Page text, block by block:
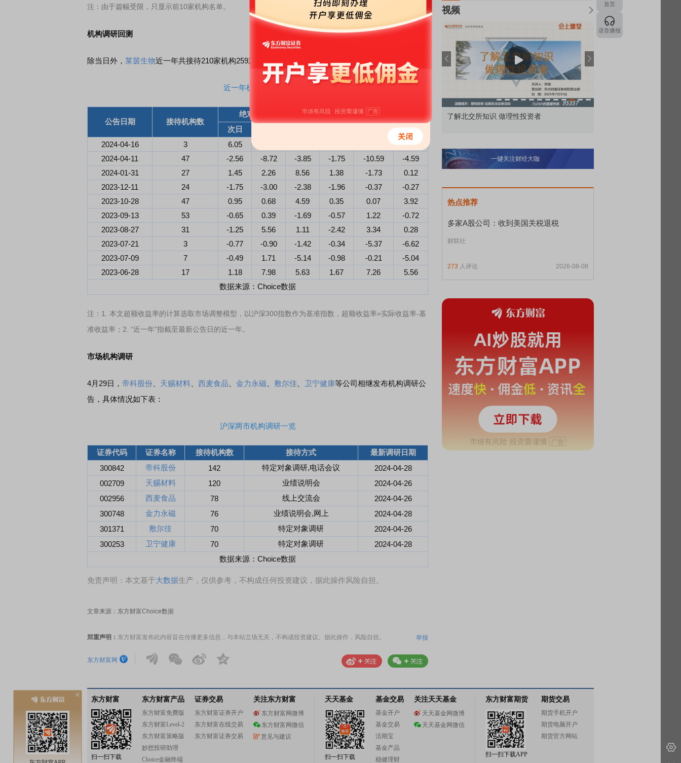
注：由于篇幅受限，只显示前10家机构名单。
机构调研回测
除当日外， 莱茵生物近一年共接待210家机构259次调研，历史回测情况如下表所示：
近一年机构调研回测
公告日期 接待机构数
绝对收益率（%）
超额收益率（%）
次日
10日
2024-04-16
3 6.05
-
2024-04-11
47 -2.56 -8.72 -3.85 -1.75 -10.59
-4.59
2024-01-31
27 1.45 2.26 8.56 1.38 -1.73
0.12
2023-12-11
24 -1.75 -3.00 -2.38 -1.96 -0.37
-0.27
2023-10-28
47 0.95 0.68 4.59 0.35 0.07
3.92
2023-09-13
53 -0.65 0.39 -1.69 -0.57 1.22
-0.72
2023-08-27
31 -1.25 5.56 1.11 -2.42 3.34
0.28
2023-07-21
3 -0.77 -0.90 -1.42 -0.34 -5.37
-6.62
2023-07-09
7 -0.49 1.71 -5.14 -0.98 -0.21
-5.04
2023-06-28
17 1.18 7.98 5.63 1.67 7.26
5.56
数据来源：Choice数据
注：1. 本文超额收益率的计算选取市场调整模型，以沪深300指数作为基准指数，超额收益率=实际收益率-基
准收益率；2. “近一年”指截至最新公告日的近一年。
市场机构调研
4月29日， 帝科股份 天赐材料 西麦食品 金力永磁 敷尔佳 卫宁健康等公司相继发布机构调研公
告，具体情况如下表：
沪深两市机构调研一览
证券代码 证券名称 接待机构数 接待方式
最新调研日期
300842
帝科股份 142 特定对象调研,电话会议
2024-04-28
002709
天赐材料 120 业绩说明会
2024-04-26
002956
西麦食品 78 线上交流会
2024-04-26
300748
金力永磁 76 业绩说明会,网上
2024-04-28
301371
敷尔佳 70 特定对象调研
2024-04-26
300253
卫宁健康 70 特定对象调研
2024-04-28
数据来源：Choice数据
免责声明：本文基于大数据生产，仅供参考，不构成任何投资建议，据此操作风险自担。
文章来源：东方财富Choice数据
郑重声明： 东方财富发布此内容旨在传播更多信息，与本站立场无关，不构成投资建议。据此操作，风险自担。 举报
东方财富网
视频
首席连线｜东方财富证券陈果：A股再平衡的
债券知识通识：从基础认知到特色品种 了解北交所知识 做理性投资者 市价委托那么多种，究竟怎么用？
一键关注财经大咖
热点推荐
多家A股公司：收到美国关税退税
财联社
273 人评论 2026-08-08
首页
语音播报
东方财富
扫一扫下载
东方财富产品
东方财富免费版
东方财富Level-2
东方财富策略版
妙想投研助理
Choice金融终端
证券交易
东方财富证券开户
东方财富在线交易
东方财富证券交易
关注东方财富
东方财富网微博
东方财富网微信
意见与建议
天天基金
扫一扫下载
基金交易
基金开户
基金交易
活期宝
基金产品
稳健理财
关注天天基金
天天基金网微博
天天基金网微信
东方财富期货
扫一扫下载APP
期货交易
期货手机开户
期货电脑开户
期货官方网站